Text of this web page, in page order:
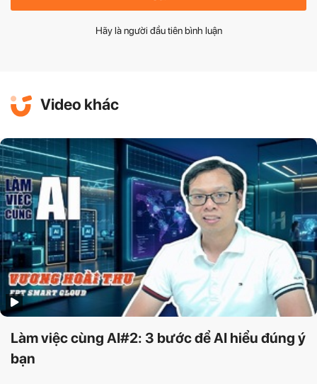
Hãy là người đầu tiên bình luận
Video khác
Làm việc cùng AI#2: 3 bước để AI hiểu đúng ý
bạn